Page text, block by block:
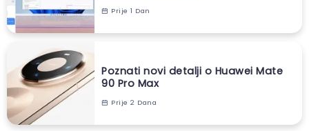
Prije 1 Dan
Poznati novi detalji o Huawei Mate
90 Pro Max
Prije 2 Dana